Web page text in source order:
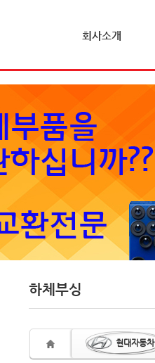
회사소개
하체부싱
현대자동차